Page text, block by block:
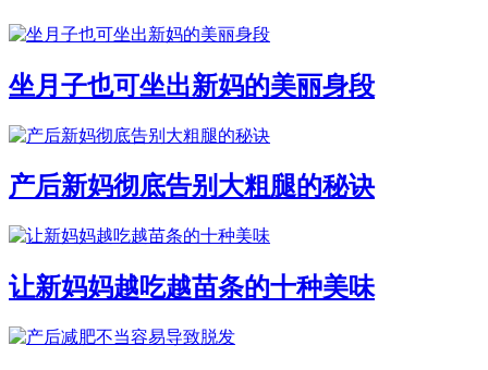
坐月子也可坐出新妈的美丽身段
产后新妈彻底告别大粗腿的秘诀
让新妈妈越吃越苗条的十种美味